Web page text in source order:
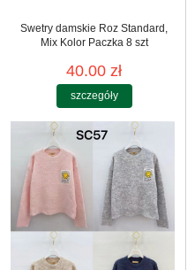
Swetry damskie Roz Standard,
Mix Kolor Paczka 8 szt
40.00 zł
szczegóły